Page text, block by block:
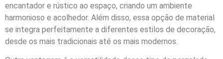
encantador e rústico ao espaço, criando um ambiente
harmonioso e acolhedor. Além disso, essa opção de material
se integra perfeitamente a diferentes estilos de decoração,
desde os mais tradicionais até os mais modernos.